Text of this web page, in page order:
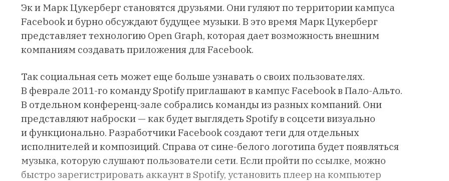
Эк и Марк Цукерберг становятся друзьями. Они гуляют по территории кампуса
Facebook и бурно обсуждают будущее музыки. В это время Марк Цукерберг
представляет технологию Open Graph, которая дает возможность внешним
компаниям создавать приложения для Facebook.
Так социальная сеть может еще больше узнавать о своих пользователях.
В феврале 2011-го команду Spotify приглашают в кампус Facebook в Пало-Альто.
В отдельном конференц-зале собрались команды из разных компаний. Они
представляют наброски — как будет выглядеть Spotify в соцсети визуально
и функционально. Разработчики Facebook создают теги для отдельных
исполнителей и композиций. Справа от сине-белого логотипа будет появляться
музыка, которую слушают пользователи сети. Если пройти по ссылке, можно
быстро зарегистрировать аккаунт в Spotify, установить плеер на компьютер